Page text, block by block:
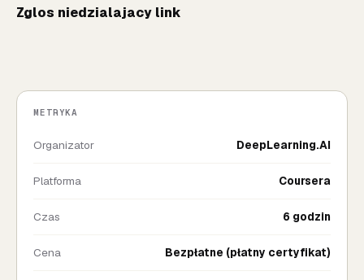
Zglos niedzialajacy link
METRYKA
Organizator DeepLearning.AI
Platforma Coursera
Czas 6 godzin
Cena Bezpłatne (płatny certyfikat)